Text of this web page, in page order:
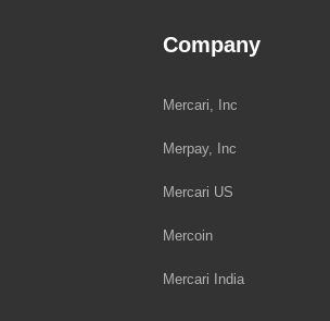
Company
Mercari, Inc
Merpay, Inc
Mercari US
Mercoin
Mercari India